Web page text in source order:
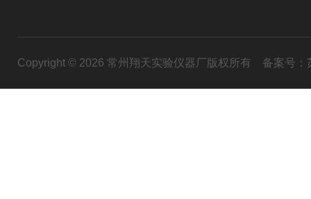
Copyright © 2026 常州翔天实验仪器厂版权所有 备案号：